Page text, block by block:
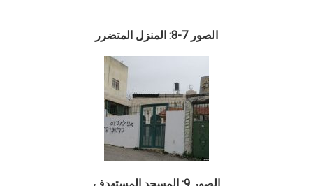
الصور 7-8: المنزل المتضرر